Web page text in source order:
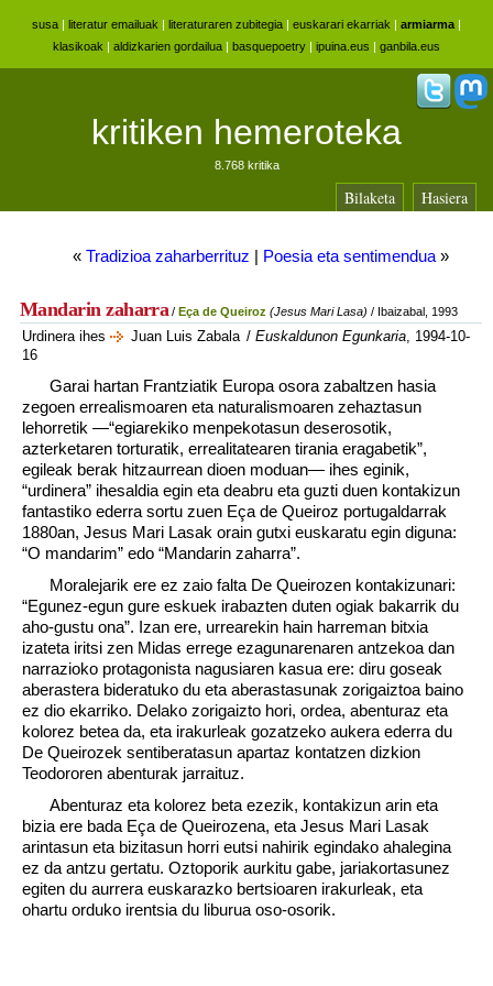
susa | literatur emailuak | literaturaren zubitegia | euskarari ekarriak | armiarma |
klasikoak | aldizkarien gordailua | basquepoetry | ipuina.eus | ganbila.eus
kritiken hemeroteka
8.768 kritika
Bilaketa Hasiera
« Tradizioa zaharberrituz | Poesia eta sentimendua»
Mandarin zaharra/ Eça de Queiroz (Jesus Mari Lasa) / Ibaizabal, 1993
Urdinera ihes Juan Luis Zabala / Euskaldunon Egunkaria, 1994-10-
16
Garai hartan Frantziatik Europa osora zabaltzen hasia
zegoen errealismoaren eta naturalismoaren zehaztasun
lehorretik —“egiarekiko menpekotasun deserosotik,
azterketaren torturatik, errealitatearen tirania eragabetik”,
egileak berak hitzaurrean dioen moduan— ihes eginik,
“urdinera” ihesaldia egin eta deabru eta guzti duen kontakizun
fantastiko ederra sortu zuen Eça de Queiroz portugaldarrak
1880an, Jesus Mari Lasak orain gutxi euskaratu egin diguna:
“O mandarim” edo “Mandarin zaharra”.
Moralejarik ere ez zaio falta De Queirozen kontakizunari:
“Egunez-egun gure eskuek irabazten duten ogiak bakarrik du
aho-gustu ona”. Izan ere, urrearekin hain harreman bitxia
izateta iritsi zen Midas errege ezagunarenaren antzekoa dan
narrazioko protagonista nagusiaren kasua ere: diru goseak
aberastera bideratuko du eta aberastasunak zorigaiztoa baino
ez dio ekarriko. Delako zorigaizto hori, ordea, abenturaz eta
kolorez betea da, eta irakurleak gozatzeko aukera ederra du
De Queirozek sentiberatasun apartaz kontatzen dizkion
Teodororen abenturak jarraituz.
Abenturaz eta kolorez beta ezezik, kontakizun arin eta
bizia ere bada Eça de Queirozena, eta Jesus Mari Lasak
arintasun eta bizitasun horri eutsi nahirik egindako ahalegina
ez da antzu gertatu. Oztoporik aurkitu gabe, jariakortasunez
egiten du aurrera euskarazko bertsioaren irakurleak, eta
ohartu orduko irentsia du liburua oso-osorik.